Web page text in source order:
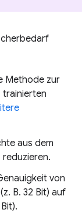
Methode zur
trainierten
aus dem
von
B. 32 Bit) auf